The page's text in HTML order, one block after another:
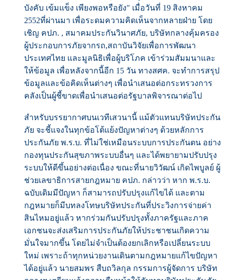
บังคับ เข้มแข็ง เพียงพอหรือยัง" เมื่อวันที่ 19 สิงหาคม
2552ที่ผ่านมา เพื่อระดมความคิดเห็นจากหลายฝ่าย โดย
เชิญ คปภ. , สมาคมประกันวินาศภัย, บริษัทกลางคุ้มครอง
ผู้ประกอบการภัยจากรถ,สถาบันวิจัยเพื่อการพัฒนา
ประเทศไทย และมูลนิธิเพื่อผู้บริโภค เข้าร่วมสัมมนาและ
ให้ข้อมูล เพื่อหลังจากนี้อีก 15 วัน ทางสศค. จะทำการสรุป
ข้อมูลและข้อคิดเห็นต่างๆ เพื่อนำเสนอต่อกระทรวงการ
คลังเป็นผู้ชี้ขาดเพื่อนำเสนอต่อรัฐบาลพิจารณาต่อไป
สำหรับบรรยากาศบนเวทีเสวนานี้ แม้ตัวแทนบริษัทประกัน
ภัย จะชี้แจงในทุกข้อโต้แย้งปัญหาต่างๆ ด้วยหลักการ
ประกันภัย พ.ร.บ. ที่ไม่ใช่เหมือนระบบการประกันตน อย่าง
กองทุนประกันสุขภาพระบบอื่นๆ และได้พยายามปรับปรุง
ระบบให้ดีขึ้นอย่างต่อเนื่อง ขณะที่นายวิวัฒน์ เกิดไพบูลย์ ผู้
ช่วยเลขาธิการสายกฎหมาย คปภ. กล่าวว่า หาก พ.ร.บ.
ฉบับเดิมมีปัญหา ก็สามารถปรับปรุงแก้ไขได้ และตาม
กฎหมายก็มีบทลงโทษบริษัทประกันที่ประวิงการจ่ายค่า
สินไหมอยู่แล้ว หากร่วมกันปรับปรุงทั้งภาครัฐและภาค
เอกชนจะส่งเสริมการประกันภัยให้ประชาชนเกิดความ
มั่นใจมากขึ้น โดยไม่จำเป็นต้องยกเลิกหรือเปลี่ยนระบบ
ใหม่ เพราะถ้าทุกหน่วยงานเดินตามกฎหมายแก้ไขปัญหา
ได้อยู่แล้ว นายสมพร สืบถวิลกุล กรรมการผู้จัดการ บริษัท